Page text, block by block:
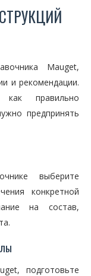
Mauget,
и рекомендации.
правильно
предпринять
выберите
конкретной
на состав,
подготовьте